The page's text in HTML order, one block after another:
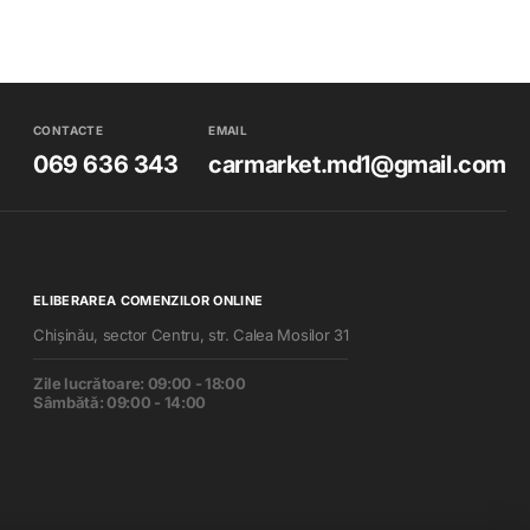
CONTACTE
069 636 343
EMAIL
carmarket.md1@gmail.com
ELIBERAREA COMENZILOR ONLINE
Chișinău, sector Centru, str. Calea Mosilor 31
Zile lucrătoare: 09:00 - 18:00
Sâmbătă: 09:00 - 14:00